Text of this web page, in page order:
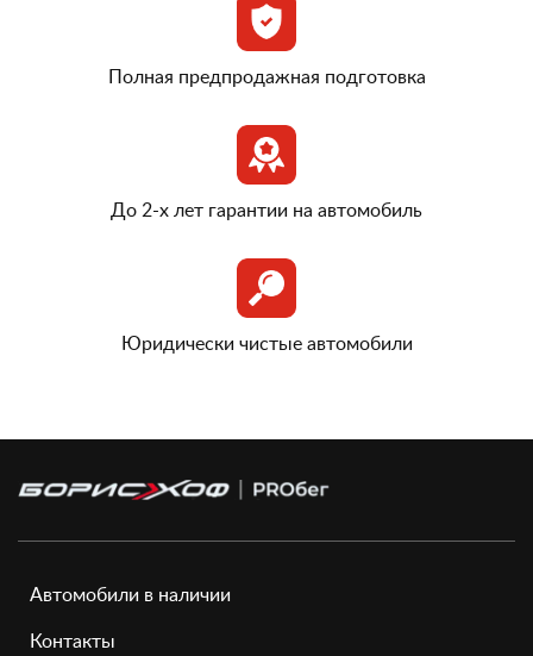
Полная предпродажная подготовка
До 2-х лет гарантии на автомобиль
Юридически чистые автомобили
Автомобили в наличии
Контакты